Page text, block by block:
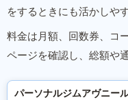
をするときにも活かしや
料金は月額、回数券、コ
ページを確認し、総額や
パーソナルジムアヴニー